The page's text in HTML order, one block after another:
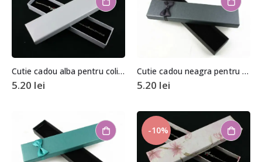
Cutie cadou alba pentru colier/bratara
5.20 lei
Cutie cadou neagra pentru colier/bratara
5.20 lei
-10%